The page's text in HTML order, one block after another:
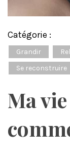
Catégorie :
Grandir
Se reconstruire
Ma